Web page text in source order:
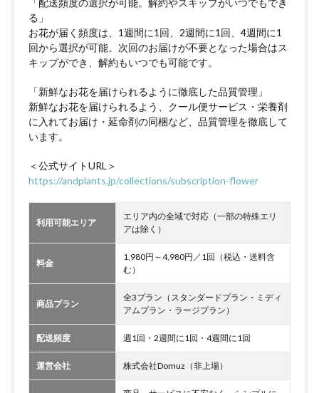
「配送頻度の選択が可能。解約やスキップがいつでもでき
る」
お花が届く頻度は、1週間に1回、2週間に1回、4週間に1
回から選択が可能。次回のお届けが不要となった場合はス
キップができ、解約もいつでも可能です。
「新鮮なお花を届けられるように徹底した品質管理」
新鮮なお花を届けられるよう、クール便サービス・栄養剤
に入れてお届け・延命剤の同梱など、品質管理を徹底して
います。
＜公式サイトURL＞
https://andplants.jp/collections/subscription-flower
利用可能エリア
エリア内の全域で対応（一部の特殊エリ
アは除く）
料金
1,980円～4,980円／1回（税込・送料含
む）
商品プラン
全3プラン（スタンダードプラン・ミディ
アムプラン・ラージプラン）
配送頻度 週1回・2週間に1回・4週間に1回
運営会社 株式会社Domuz（非上場）